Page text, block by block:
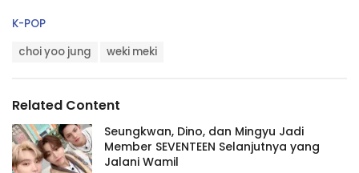
C
r
i
e
s
:
K-POP
:
choi yoo jung weki meki
Related Content
Seungkwan, Dino, dan Mingyu Jadi
Member SEVENTEEN Selanjutnya yang
Jalani Wamil